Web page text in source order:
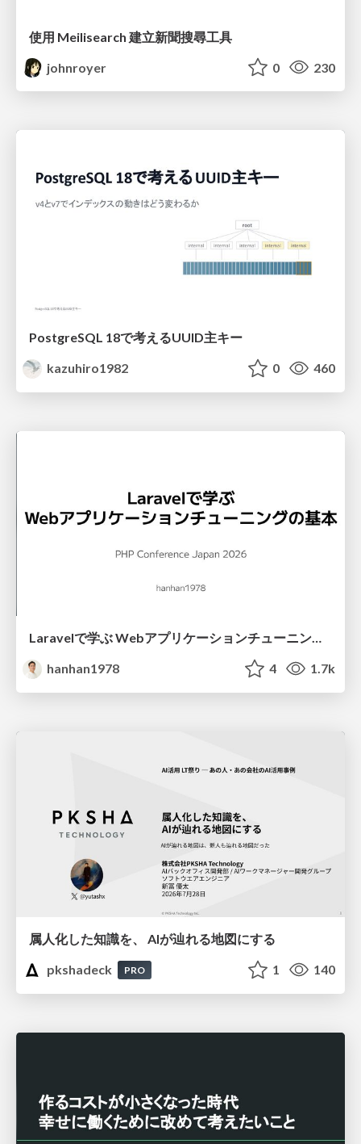
使用 Meilisearch 建立新聞搜尋工具
johnroyer
0 230
PostgreSQL 18で考えるUUID主キー
kazuhiro1982
0 460
Laravelで学ぶ Webアプリケーションチューニング入門/web_application_tuning_101
hanhan1978
4 1.7k
属人化した知識を、 AIが辿れる地図にする
pkshadeck
PRO 1 140